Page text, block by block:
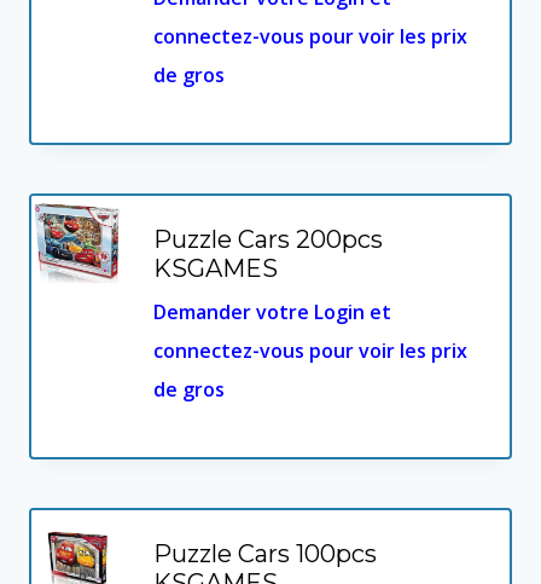
connectez-vous pour voir les prix
de gros
Puzzle Cars 200pcs
KSGAMES
Demander votre Login et
connectez-vous pour voir les prix
de gros
Puzzle Cars 100pcs